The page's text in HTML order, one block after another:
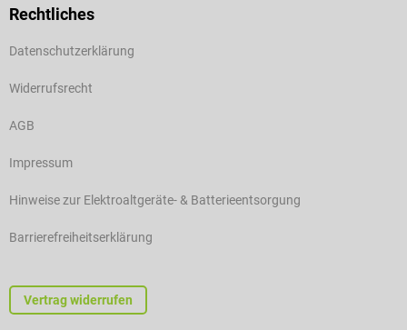
Rechtliches
Datenschutzerklärung
Widerrufsrecht
AGB
Impressum
Hinweise zur Elektroaltgeräte- & Batterieentsorgung
Barrierefreiheitserklärung
Vertrag widerrufen